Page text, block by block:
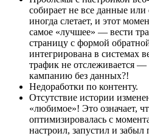
собирает не все данные или
иногда слетает, и этот
самое «лучшее» — вести
страницу с формой
интегрирована в системах
трафик не отслеживается —
кампанию без данных?!
Недоработки по контенту.
Отсутствие истории
«любимое»! Это означает,
оптимизировалась с
настроил, запустил и забыл